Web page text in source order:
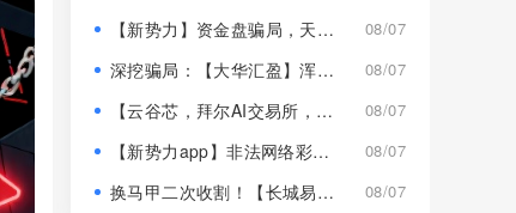
【新势力】资金盘骗局，天宫国际和平娱乐的狗推换个马甲又来割韭菜！
08/07
深挖骗局：【大华汇盈】浑身造假，冒用演员充当总监，啼笑皆非！ 08/07
【云谷芯，拜尔AI交易所，塔吉跨境电商】这3个项目都是骗局，近期跑路跟即将崩盘收割，赶紧远离！ 08/07
【新势力app】非法网络彩票骗局，“天宫国际”和“和平娱乐”骗子搞的杀猪盘，远离！ 08/07
换马甲二次收割！【长城易趣】平移【康盛科技】又是致命骗局！ 08/07